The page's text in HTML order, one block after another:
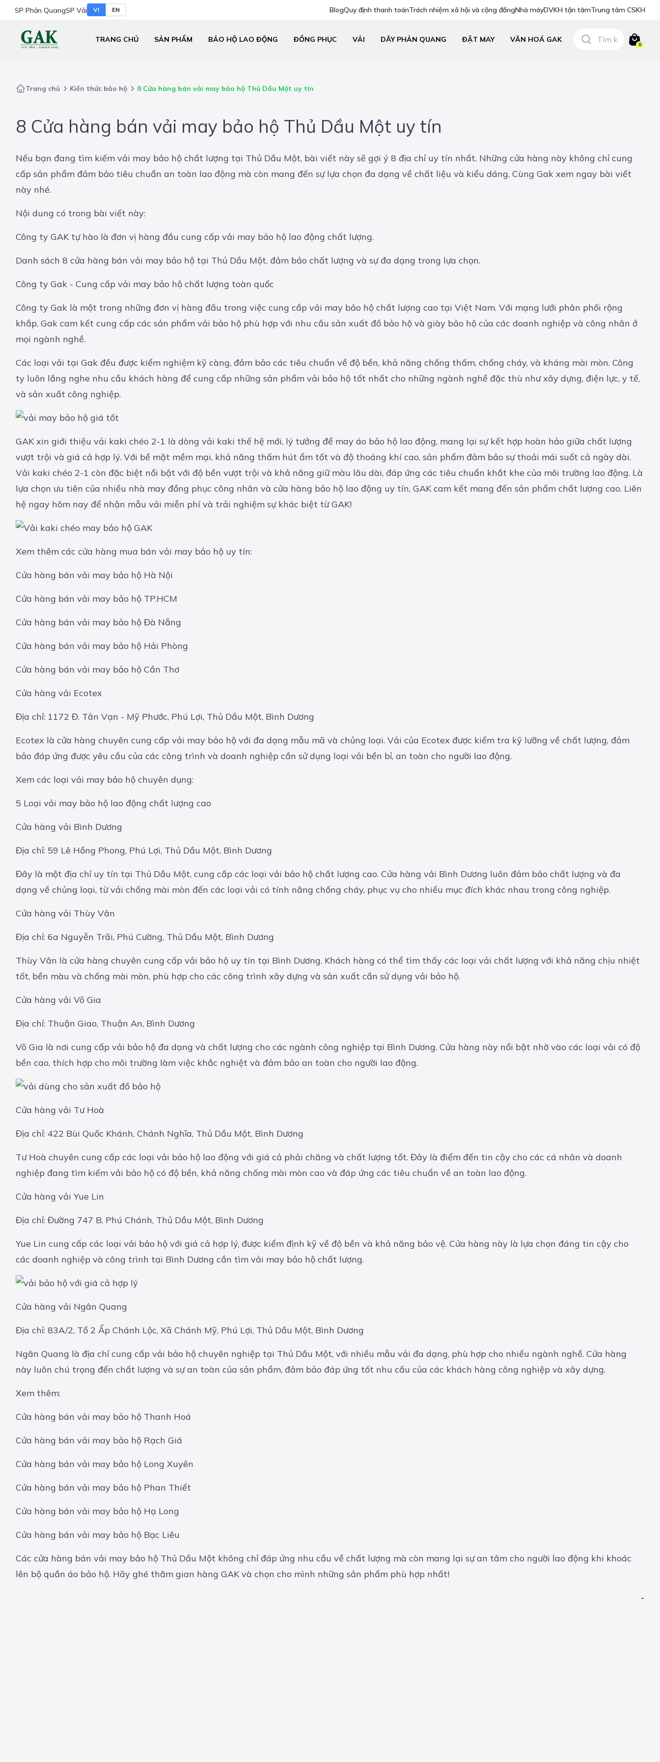
SP Phản QuangSP Vải VI EN BlogQuy định thanh toánTrách nhiệm xã hội và cộng đồngNhà máyDVKH tận tâmTrung tâm CSKH
TRANG CHỦ SẢN PHẨM BẢO HỘ LAO ĐỘNG ĐỒNG PHỤC VẢI DÂY PHẢN QUANG ĐẶT MAY VĂN HOÁ GAK
0
Trang chủ Kiến thức bảo hộ 8 Cửa hàng bán vải may bảo hộ Thủ Dầu Một uy tín
8 Cửa hàng bán vải may bảo hộ Thủ Dầu Một uy tín
Nếu bạn đang tìm kiếm vải may bảo hộ chất lượng tại Thủ Dầu Một, bài viết này sẽ gợi ý 8 địa chỉ uy tín nhất. Những cửa hàng này không chỉ cung
cấp sản phẩm đảm bảo tiêu chuẩn an toàn lao động mà còn mang đến sự lựa chọn đa dạng về chất liệu và kiểu dáng. Cùng Gak xem ngay bài viết
này nhé.
Nội dung có trong bài viết này:
Công ty GAK tự hào là đơn vị hàng đầu cung cấp vải may bảo hộ lao động chất lượng.
Danh sách 8 cửa hàng bán vải may bảo hộ tại Thủ Dầu Một, đảm bảo chất lượng và sự đa dạng trong lựa chọn.
Công ty Gak - Cung cấp vải may bảo hộ chất lượng toàn quốc
Công ty Gak là một trong những đơn vị hàng đầu trong việc cung cấp vải may bảo hộ chất lượng cao tại Việt Nam. Với mạng lưới phân phối rộng
khắp, Gak cam kết cung cấp các sản phẩm vải bảo hộ phù hợp với nhu cầu sản xuất đồ bảo hộ và giày bảo hộ của các doanh nghiệp và công nhân ở
mọi ngành nghề.
Các loại vải tại Gak đều được kiểm nghiệm kỹ càng, đảm bảo các tiêu chuẩn về độ bền, khả năng chống thấm, chống cháy, và kháng mài mòn. Công
ty luôn lắng nghe nhu cầu khách hàng để cung cấp những sản phẩm vải bảo hộ tốt nhất cho những ngành nghề đặc thù như xây dựng, điện lực, y tế,
và sản xuất công nghiệp.
GAK xin giới thiệu vải kaki chéo 2-1 là dòng vải kaki thế hệ mới, lý tưởng để may áo bảo hộ lao động, mang lại sự kết hợp hoàn hảo giữa chất lượng
vượt trội và giá cả hợp lý. Với bề mặt mềm mại, khả năng thấm hút ẩm tốt và độ thoáng khí cao, sản phẩm đảm bảo sự thoải mái suốt cả ngày dài.
Vải kaki chéo 2-1 còn đặc biệt nổi bật với độ bền vượt trội và khả năng giữ màu lâu dài, đáp ứng các tiêu chuẩn khắt khe của môi trường lao động. Là
lựa chọn ưu tiên của nhiều nhà may đồng phục công nhân và cửa hàng bảo hộ lao động uy tín, GAK cam kết mang đến sản phẩm chất lượng cao. Liên
hệ ngay hôm nay để nhận mẫu vải miễn phí và trải nghiệm sự khác biệt từ GAK!
Xem thêm các cửa hàng mua bán vải may bảo hộ uy tín:
Cửa hàng bán vải may bảo hộ Hà Nội
Cửa hàng bán vải may bảo hộ TP.HCM
Cửa hàng bán vải may bảo hộ Đà Nẵng
Cửa hàng bán vải may bảo hộ Hải Phòng
Cửa hàng bán vải may bảo hộ Cần Thơ
Cửa hàng vải Ecotex
Địa chỉ: 1172 Đ. Tân Vạn - Mỹ Phước, Phú Lợi, Thủ Dầu Một, Bình Dương
Ecotex là cửa hàng chuyên cung cấp vải may bảo hộ với đa dạng mẫu mã và chủng loại. Vải của Ecotex được kiểm tra kỹ lưỡng về chất lượng, đảm
bảo đáp ứng được yêu cầu của các công trình và doanh nghiệp cần sử dụng loại vải bền bỉ, an toàn cho người lao động.
Xem các loại vải may bảo hộ chuyên dụng:
5 Loại vải may bảo hộ lao động chất lượng cao
Cửa hàng vải Bình Dương
Địa chỉ: 59 Lê Hồng Phong, Phú Lợi, Thủ Dầu Một, Bình Dương
Đây là một địa chỉ uy tín tại Thủ Dầu Một, cung cấp các loại vải bảo hộ chất lượng cao. Cửa hàng vải Bình Dương luôn đảm bảo chất lượng và đa
dạng về chủng loại, từ vải chống mài mòn đến các loại vải có tính năng chống cháy, phục vụ cho nhiều mục đích khác nhau trong công nghiệp.
Cửa hàng vải Thùy Vân
Địa chỉ: 6a Nguyễn Trãi, Phú Cường, Thủ Dầu Một, Bình Dương
Thùy Vân là cửa hàng chuyên cung cấp vải bảo hộ uy tín tại Bình Dương. Khách hàng có thể tìm thấy các loại vải chất lượng với khả năng chịu nhiệt
tốt, bền màu và chống mài mòn, phù hợp cho các công trình xây dựng và sản xuất cần sử dụng vải bảo hộ.
Cửa hàng vải Võ Gia
Địa chỉ: Thuận Giao, Thuận An, Bình Dương
Võ Gia là nơi cung cấp vải bảo hộ đa dạng và chất lượng cho các ngành công nghiệp tại Bình Dương. Cửa hàng này nổi bật nhờ vào các loại vải có độ
bền cao, thích hợp cho môi trường làm việc khắc nghiệt và đảm bảo an toàn cho người lao động.
Cửa hàng vải Tư Hoà
Địa chỉ: 422 Bùi Quốc Khánh, Chánh Nghĩa, Thủ Dầu Một, Bình Dương
Tư Hoà chuyên cung cấp các loại vải bảo hộ lao động với giá cả phải chăng và chất lượng tốt. Đây là điểm đến tin cậy cho các cá nhân và doanh
nghiệp đang tìm kiếm vải bảo hộ có độ bền, khả năng chống mài mòn cao và đáp ứng các tiêu chuẩn về an toàn lao động.
Cửa hàng vải Yue Lin
Địa chỉ: Đường 747 B, Phú Chánh, Thủ Dầu Một, Bình Dương
Yue Lin cung cấp các loại vải bảo hộ với giá cả hợp lý, được kiểm định kỹ về độ bền và khả năng bảo vệ. Cửa hàng này là lựa chọn đáng tin cậy cho
các doanh nghiệp và công trình tại Bình Dương cần tìm vải may bảo hộ chất lượng.
Cửa hàng vải Ngân Quang
Địa chỉ: 83A/2, Tổ 2 Ấp Chánh Lộc, Xã Chánh Mỹ, Phú Lợi, Thủ Dầu Một, Bình Dương
Ngân Quang là địa chỉ cung cấp vải bảo hộ chuyên nghiệp tại Thủ Dầu Một, với nhiều mẫu vải đa dạng, phù hợp cho nhiều ngành nghề. Cửa hàng
này luôn chú trọng đến chất lượng và sự an toàn của sản phẩm, đảm bảo đáp ứng tốt nhu cầu của các khách hàng công nghiệp và xây dựng.
Xem thêm:
Cửa hàng bán vải may bảo hộ Thanh Hoá
Cửa hàng bán vải may bảo hộ Rạch Giá
Cửa hàng bán vải may bảo hộ Long Xuyên
Cửa hàng bán vải may bảo hộ Phan Thiết
Cửa hàng bán vải may bảo hộ Hạ Long
Cửa hàng bán vải may bảo hộ Bạc Liêu
Các cửa hàng bán vải may bảo hộ Thủ Dầu Một không chỉ đáp ứng nhu cầu về chất lượng mà còn mang lại sự an tâm cho người lao động khi khoác
lên bộ quần áo bảo hộ. Hãy ghé thăm gian hàng GAK và chọn cho mình những sản phẩm phù hợp nhất!
-